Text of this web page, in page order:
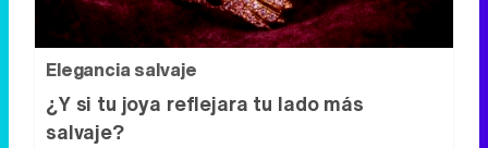
Elegancia salvaje
¿Y si tu joya reflejara tu lado más
salvaje?